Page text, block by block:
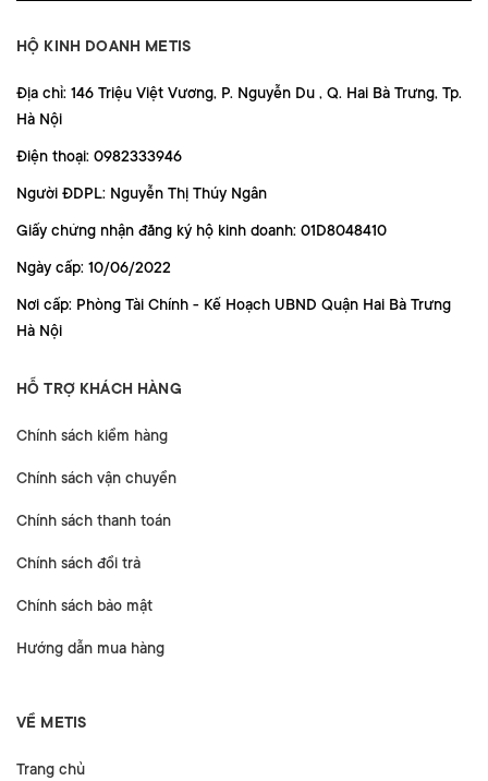
HỘ KINH DOANH METIS
Địa chỉ: 146 Triệu Việt Vương, P. Nguyễn Du , Q. Hai Bà Trưng, Tp.
Hà Nội
Điện thoại: 0982333946
Người ĐDPL: Nguyễn Thị Thúy Ngân
Giấy chứng nhận đăng ký hộ kinh doanh: 01D8048410
Ngày cấp: 10/06/2022
Nơi cấp: Phòng Tài Chính - Kế Hoạch UBND Quận Hai Bà Trưng
Hà Nội
HỖ TRỢ KHÁCH HÀNG
Chính sách kiểm hàng
Chính sách vận chuyển
Chính sách thanh toán
Chính sách đổi trả
Chính sách bảo mật
Hướng dẫn mua hàng
VỀ METIS
Trang chủ